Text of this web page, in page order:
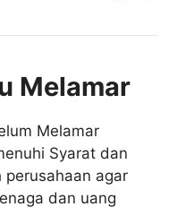
Melamar
Melamar
Syarat dan
agar
dan uang